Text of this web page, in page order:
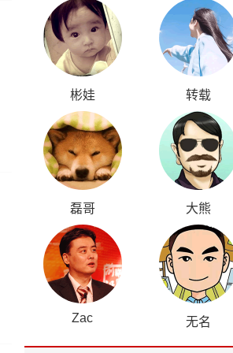
彬娃 转载
磊哥 大熊
Zac 无名